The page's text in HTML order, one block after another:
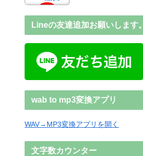
Lineの友達追加お願いします。
wab to mp3変換アプリ
WAV→MP3変換アプリを開く
文字数カウンター